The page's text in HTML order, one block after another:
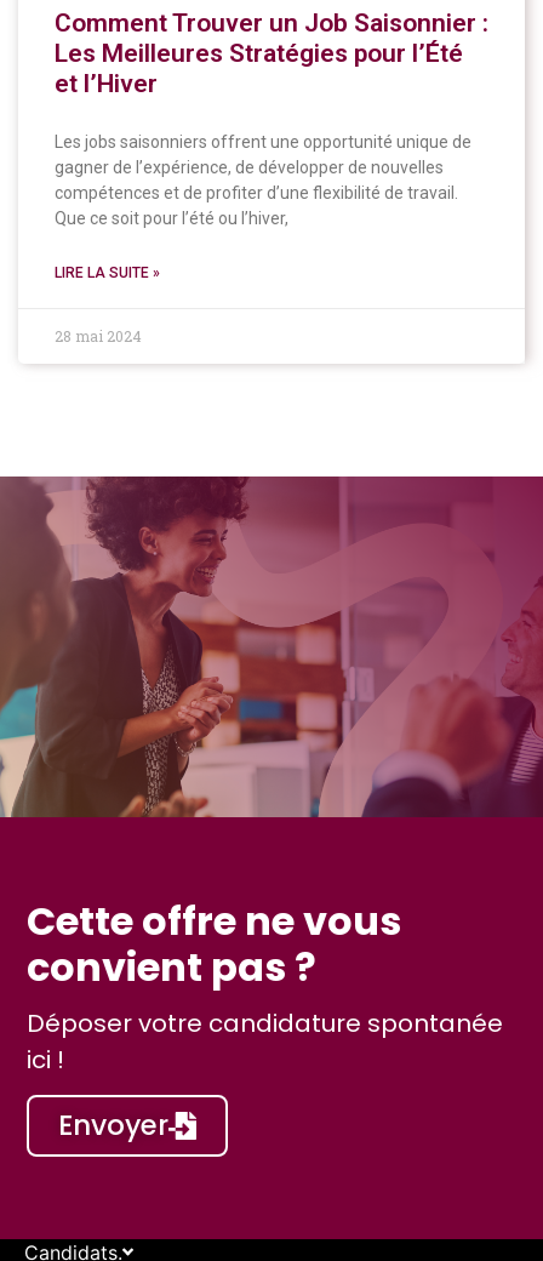
Cette offre ne vous
convient pas ?
Déposer votre candidature spontanée
ici !
Envoyer
Comment Trouver un Job Saisonnier :
Les Meilleures Stratégies pour l’Été
et l’Hiver
Les jobs saisonniers offrent une opportunité unique de
gagner de l’expérience, de développer de nouvelles
compétences et de profiter d’une flexibilité de travail.
Que ce soit pour l’été ou l’hiver,
LIRE LA SUITE »
28 mai 2024
Candidats.